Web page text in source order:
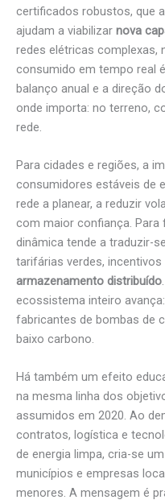
certificados robustos, que
ajudam a viabilizar nova
redes elétricas complexas,
consumido em tempo real
balanço anual e a direção
onde importa: no terreno,
rede.
Para cidades e regiões, a
consumidores estáveis de
rede a planear, a reduzir
com maior confiança.
dinâmica tende a traduzir-
tarifárias verdes,
armazenamento distribuído
ecossistema inteiro
fabricantes de bombas de
baixo carbono.
Há também um efeito
na mesma linha dos
assumidos em 2020. Ao
contratos, logística e
de energia limpa, cria-se
municípios e empresas
menores. A mensagem é